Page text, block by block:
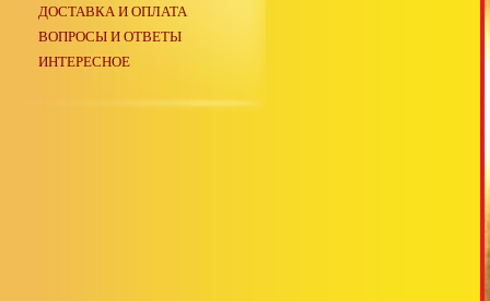
ДОСТАВКА И ОПЛАТА
ВОПРОСЫ И ОТВЕТЫ
ИНТЕРЕСНОЕ